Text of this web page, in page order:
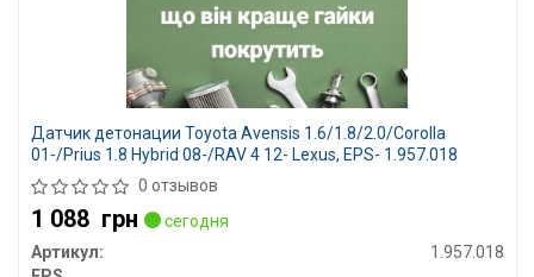
Датчик детонации Toyota Avensis 1.6/1.8/2.0/Corolla
01-/Prius 1.8 Hybrid 08-/RAV 4 12- Lexus, EPS- 1.957.018
0 отзывов
1 088 грн
сегодня
Артикул:
1.957.018